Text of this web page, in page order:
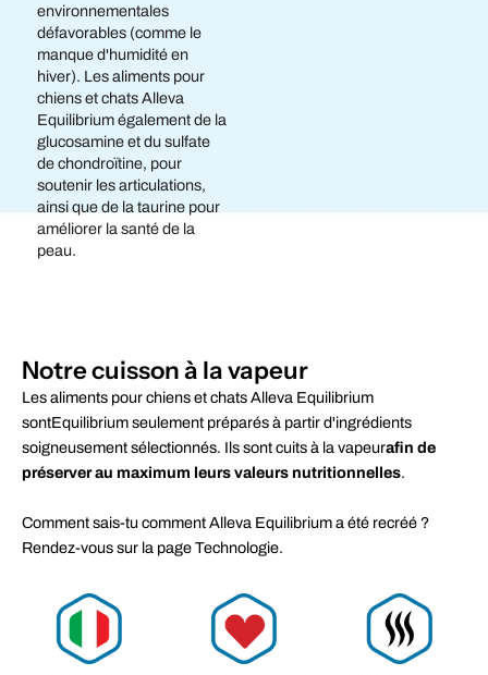
environnementales
défavorables (comme le
manque d'humidité en
hiver). Les aliments pour
chiens et chats Alleva
Equilibrium également de la
glucosamine et du sulfate
de chondroïtine, pour
soutenir les articulations,
ainsi que de la taurine pour
améliorer la santé de la
peau.
Notre cuisson à la vapeur
Les aliments pour chiens et chats Alleva Equilibrium
sontEquilibrium seulement préparés à partir d'ingrédients
soigneusement sélectionnés. Ils sont cuits à la vapeurafin de
préserver au maximum leurs valeurs nutritionnelles.
Comment sais-tu comment Alleva Equilibrium a été recréé ?
Rendez-vous sur la page Technologie.